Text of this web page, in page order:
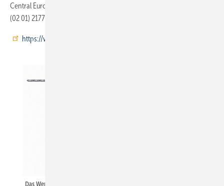
Central Europe GmbH in 45141 Essen Telefon (02 01) 2177-0 Telefax
(02 01) 2177-100
https://www.atlascopco.com/de-de
Das Werkzeug als ­Verlängerung der Hand: Insbesondere der ­